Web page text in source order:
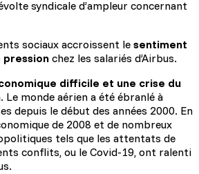
syndicale d’ampleur concernant
sociaux accroissent le sentiment
chez les salariés d’Airbus.
difficile et une crise du
. Le monde aérien a été ébranlé à
depuis le début des années 2000. En
de 2008 et de nombreux
tels que les attentats de
conflits, ou le Covid-19, ont ralenti